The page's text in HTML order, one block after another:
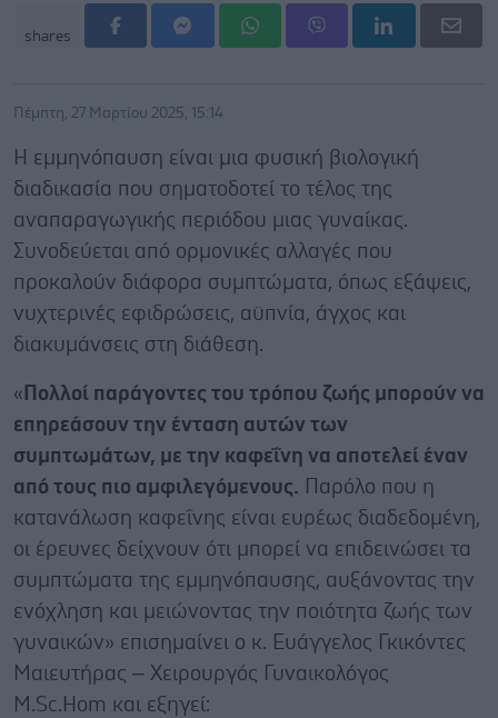
shares
Πέμπτη, 27 Μαρτίου 2025, 15:14
Η εμμηνόπαυση είναι μια φυσική βιολογική
διαδικασία που σηματοδοτεί το τέλος της
αναπαραγωγικής περιόδου μιας γυναίκας.
Συνοδεύεται από ορμονικές αλλαγές που
προκαλούν διάφορα συμπτώματα, όπως εξάψεις,
νυχτερινές εφιδρώσεις, αϋπνία, άγχος και
διακυμάνσεις στη διάθεση.
« Πολλοί παράγοντες του τρόπου ζωής μπορούν να
επηρεάσουν την ένταση αυτών των
συμπτωμάτων, με την καφεΐνη να αποτελεί έναν
από τους πιο αμφιλεγόμενους. Παρόλο που η
κατανάλωση καφεΐνης είναι ευρέως διαδεδομένη,
οι έρευνες δείχνουν ότι μπορεί να επιδεινώσει τα
συμπτώματα της εμμηνόπαυσης, αυξάνοντας την
ενόχληση και μειώνοντας την ποιότητα ζωής των
γυναικών» επισημαίνει ο κ. Ευάγγελος Γκικόντες
Μαιευτήρας – Χειρουργός Γυναικολόγος
M.Sc.Hom και εξηγεί: